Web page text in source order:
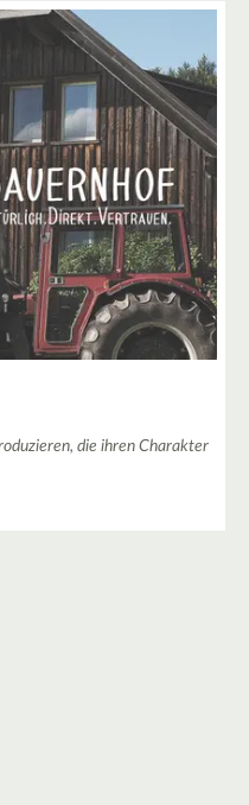
die ihren Charakter
2